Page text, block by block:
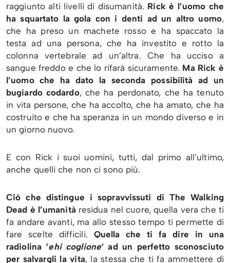
raggiunto alti livelli di disumanità. Rick è l’uomo che
ha squartato la gola con i denti ad un altro uomo,
che ha preso un machete rosso e ha spaccato la
testa ad una persona, che ha investito e rotto la
colonna vertebrale ad un’altra. Che ha ucciso a
sangue freddo e che lo rifarà sicuramente. Ma Rick è
l’uomo che ha dato la seconda possibilità ad un
bugiardo codardo, che ha perdonato, che ha tenuto
in vita persone, che ha accolto, che ha amato, che ha
costruito e che ha speranza in un mondo diverso e in
un giorno nuovo.
E con Rick i suoi uomini, tutti, dal primo all’ultimo,
anche quelli che non ci sono più.
Ciò che distingue i sopravvissuti di The Walking
Dead è l’umanità residua nel cuore, quella vera che ti
fa andare avanti, ma allo stesso tempo ti permette di
fare scelte difficili. Quella che ti fa dire in una
radiolina ‘ehi coglione‘ ad un perfetto sconosciuto
per salvargli la vita, la stessa che ti fa ammettere di